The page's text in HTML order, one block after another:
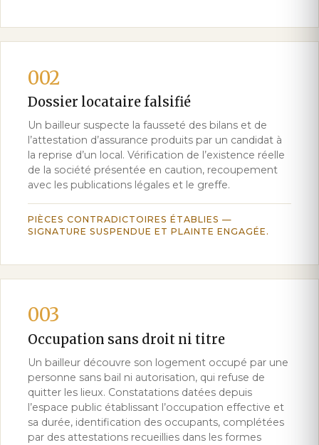
002
Dossier locataire falsifié
Un bailleur suspecte la fausseté des bilans et de
l’attestation d’assurance produits par un candidat à
la reprise d’un local. Vérification de l’existence réelle
de la société présentée en caution, recoupement
avec les publications légales et le greffe.
PIÈCES CONTRADICTOIRES ÉTABLIES —
SIGNATURE SUSPENDUE ET PLAINTE ENGAGÉE.
003
Occupation sans droit ni titre
Un bailleur découvre son logement occupé par une
personne sans bail ni autorisation, qui refuse de
quitter les lieux. Constatations datées depuis
l’espace public établissant l’occupation effective et
sa durée, identification des occupants, complétées
par des attestations recueillies dans les formes